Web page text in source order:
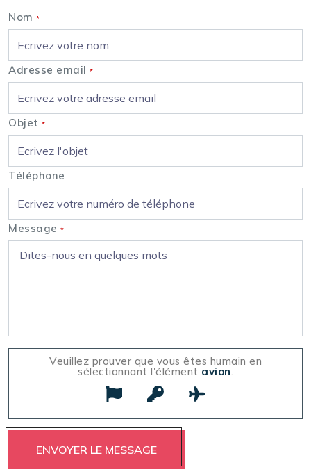
Nom *
Adresse email *
Objet *
Téléphone
Message *
Veuillez prouver que vous êtes humain en
sélectionnant l'élément avion.